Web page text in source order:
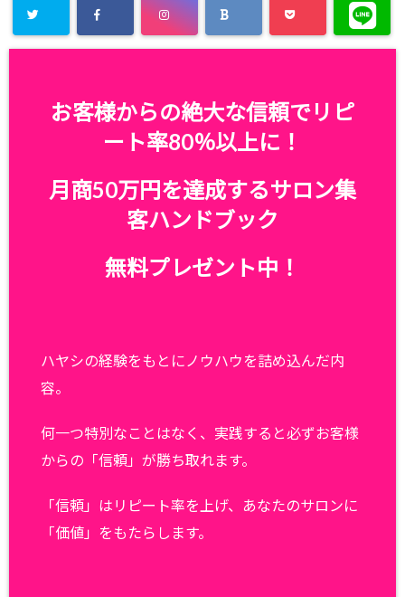
お客様からの絶大な信頼でリピ
ート率80％以上に！
月商50万円を達成するサロン集
客ハンドブック
無料プレゼント中！
ハヤシの経験をもとにノウハウを詰め込んだ内
容。
何一つ特別なことはなく、実践すると必ずお客様
からの「信頼」が勝ち取れます。
「信頼」はリピート率を上げ、あなたのサロンに
「価値」をもたらします。